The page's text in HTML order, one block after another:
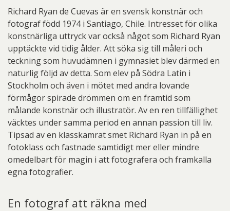
Richard Ryan de Cuevas är en svensk konstnär och
fotograf född 1974 i Santiago, Chile. Intresset för olika
konstnärliga uttryck var också något som Richard Ryan
upptäckte vid tidig ålder. Att söka sig till måleri och
teckning som huvudämnen i gymnasiet blev därmed en
naturlig följd av detta. Som elev på Södra Latin i
Stockholm och även i mötet med andra lovande
förmågor spirade drömmen om en framtid som
målande konstnär och illustratör. Av en ren tillfällighet
väcktes under samma period en annan passion till liv.
Tipsad av en klasskamrat smet Richard Ryan in på en
fotoklass och fastnade samtidigt mer eller mindre
omedelbart för magin i att fotografera och framkalla
egna fotografier.
En fotograf att räkna med